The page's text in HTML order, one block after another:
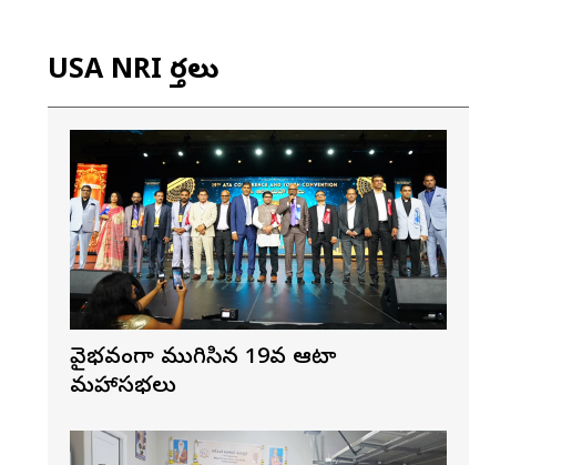
USA NRI వార్తలు
వైభవంగా ముగిసిన 19వ ఆటా
మహాసభలు